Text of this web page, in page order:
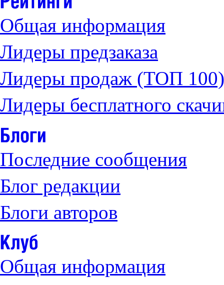
Общая информация
Лидеры предзаказа
Лидеры продаж (ТОП 100)
Лидеры бесплатного
Последние сообщения
Блог редакции
Блоги авторов
Общая информация